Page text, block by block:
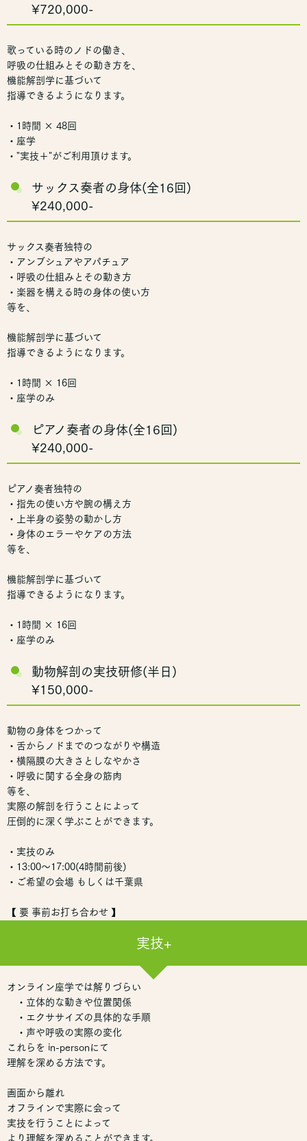
¥720,000-
歌っている時のノドの働き、
呼吸の仕組みとその動き方を、
機能解剖学に基づいて
指導できるようになります。
・1時間 × 48回
・座学
・"実技＋"がご利用頂けます。
サックス奏者の身体(全16回)
¥240,000-
サックス奏者独特の
・アンブシュアやアパチュア
・呼吸の仕組みとその動き方
・楽器を構える時の身体の使い方
等を、
機能解剖学に基づいて
指導できるようになります。
・1時間 × 16回
・座学のみ
ピアノ奏者の身体(全16回)
¥240,000-
ピアノ奏者独特の
・指先の使い方や腕の構え方
・上半身の姿勢の動かし方
・身体のエラーやケアの方法
等を、
機能解剖学に基づいて
指導できるようになります。
・1時間 × 16回
・座学のみ
動物解剖の実技研修(半日)
¥150,000-
動物の身体をつかって
・舌からノドまでのつながりや構造
・横隔膜の大きさとしなやかさ
・呼吸に関する全身の筋肉
等を、
実際の解剖を行うことによって
圧倒的に深く学ぶことができます。
・実技のみ
・13:00〜17:00(4時間前後)
・ご希望の会場 もしくは千葉県
【 要 事前お打ち合わせ 】
実技+
オンライン座学では解りづらい
・立体的な動きや位置関係
・エクササイズの具体的な手順
・声や呼吸の実際の変化
これらを in-personにて
理解を深める方法です。
画面から離れ
オフラインで実際に会って
実技を行うことによって
より理解を深めることができます。